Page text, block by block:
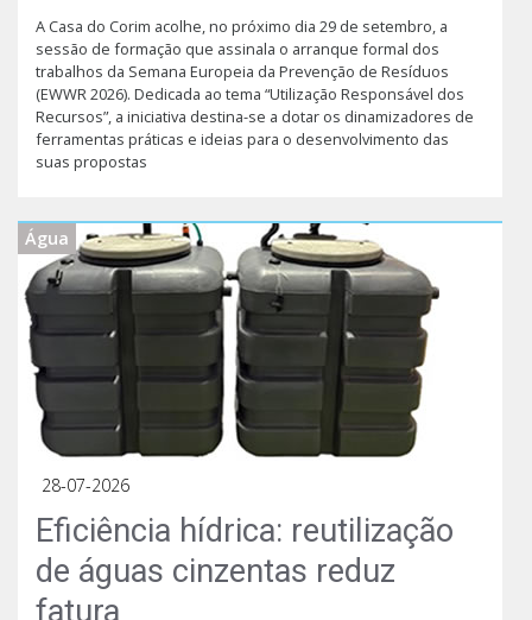
A Casa do Corim acolhe, no próximo dia 29 de setembro, a
sessão de formação que assinala o arranque formal dos
trabalhos da Semana Europeia da Prevenção de Resíduos
(EWWR 2026). Dedicada ao tema “Utilização Responsável dos
Recursos”, a iniciativa destina-se a dotar os dinamizadores de
ferramentas práticas e ideias para o desenvolvimento das
suas propostas
Água
28-07-2026
Eficiência hídrica: reutilização
de águas cinzentas reduz
fatura